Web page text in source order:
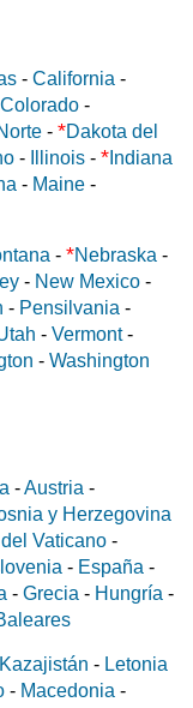
- California -
Colorado -
- *Dakota del
- Illinois - * Indiana
- Maine -
- *Nebraska -
- New Mexico -
- Pensilvania -
- Vermont-
- Washington
-Austria -
y Herzegovina
Vaticano -
- España -
- Grecia - Hungría -
Kazajistán - Letonia
- Macedonia -